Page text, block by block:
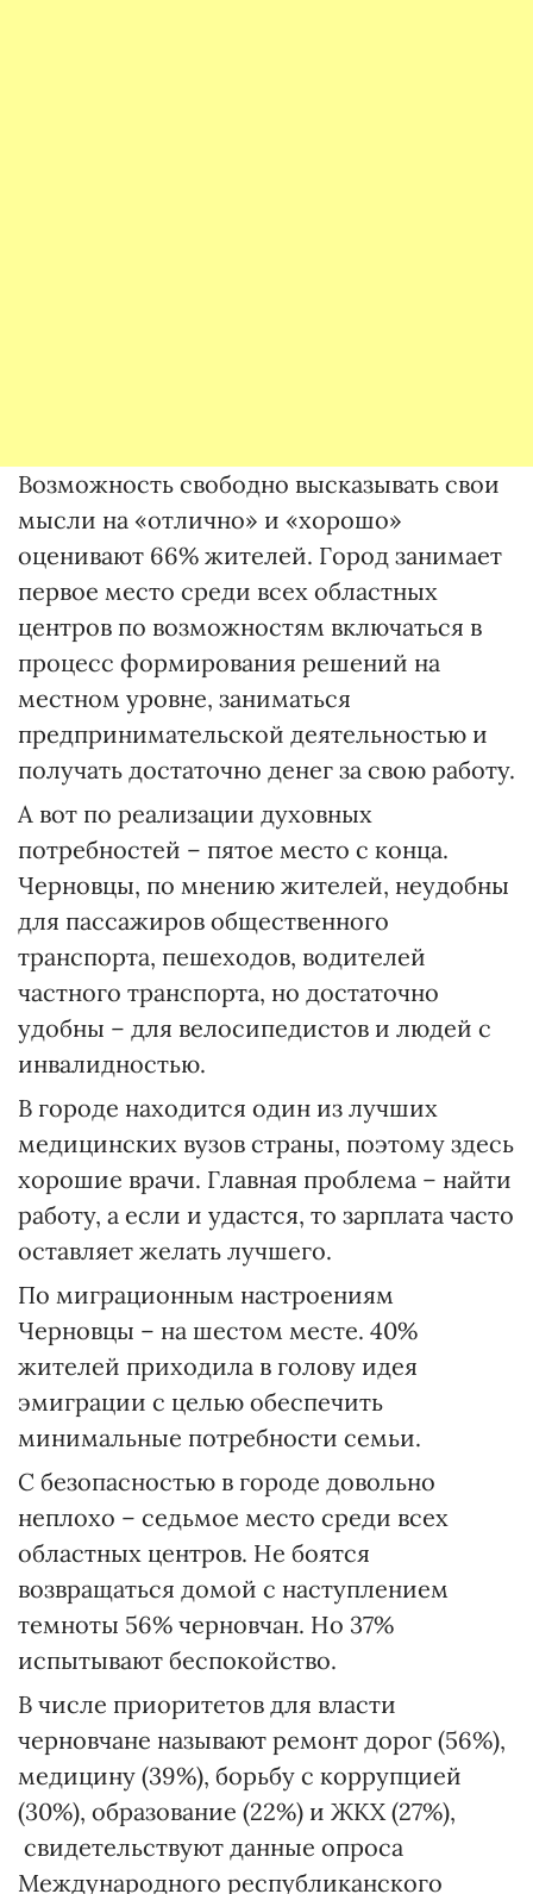
Возможность свободно высказывать свои
мысли на «отлично» и «хорошо»
оценивают 66% жителей. Город занимает
первое место среди всех областных
центров по возможностям включаться в
процесс формирования решений на
местном уровне, заниматься
предпринимательской деятельностью и
получать достаточно денег за свою работу.
А вот по реализации духовных
потребностей – пятое место с конца.
Черновцы, по мнению жителей, неудобны
для пассажиров общественного
транспорта, пешеходов, водителей
частного транспорта, но достаточно
удобны – для велосипедистов и людей с
инвалидностью.
В городе находится один из лучших
медицинских вузов страны, поэтому здесь
хорошие врачи. Главная проблема – найти
работу, а если и удастся, то зарплата часто
оставляет желать лучшего.
По миграционным настроениям
Черновцы – на шестом месте. 40%
жителей приходила в голову идея
эмиграции с целью обеспечить
минимальные потребности семьи.
С безопасностью в городе довольно
неплохо – седьмое место среди всех
областных центров. Не боятся
возвращаться домой с наступлением
темноты 56% черновчан. Но 37%
испытывают беспокойство.
В числе приоритетов для власти
черновчане называют ремонт дорог (56%),
медицину (39%), борьбу с коррупцией
(30%), образование (22%) и ЖКХ (27%),
свидетельствуют данные опроса
Международного республиканского